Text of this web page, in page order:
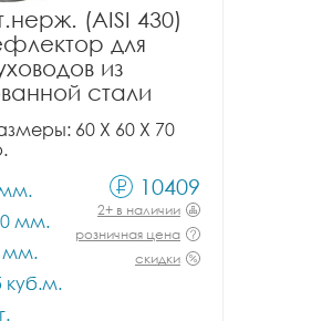
(AISI 430)
для
из
стали
60 X 60 X 70
мм.
мм.
куб.м.
10409
2+ в наличии
розничная цена
скидки